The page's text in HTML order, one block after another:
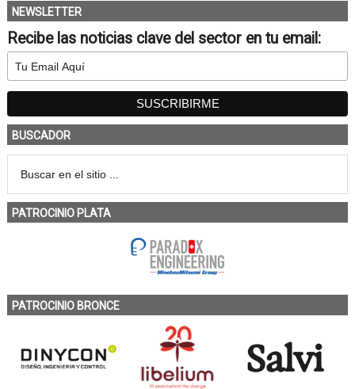
NEWSLETTER
Recibe las noticias clave del sector en tu email:
BUSCADOR
PATROCINIO PLATA
PATROCINIO BRONCE